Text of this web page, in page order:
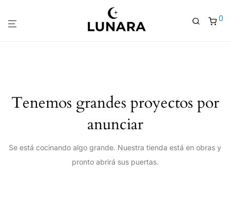
0
Tenemos grandes proyectos por
anunciar
Se está cocinando algo grande. Nuestra tienda está en obras y
pronto abrirá sus puertas.